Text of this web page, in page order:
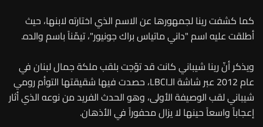
كما كشفت رينا لجمهورها عن الاسم الذي اختارته لابنها، حيث
أطلقت عليه اسم "داني ماتياس براك جونيور"، تيمّناً باسم والده.
ويذكر أنّ رينا شيباني كانت قد توّجت بلقب ملكة جمال لبنان في
عام 2012 عبر شاشة الـLBCI، حصدت فيها شقيقتها التوأم رومي
شيباني لقب الوصيفة الأولى، وهو الحدث الفريد من نوعه الذي أثار
إعجاباً واسعاً حينها لا يزال محفوراً في الأذهان.